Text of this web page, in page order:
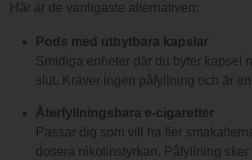
Här är de vanligaste alternativen:
Pods med utbytbara kapslar
Smidiga enheter där du byter kapsel
slut. Kräver ingen påfyllning och är
Återfyllningsbara e-cigaretter
Passar dig som vill ha fler
dosera nikotinstyrkan. Påfyllning